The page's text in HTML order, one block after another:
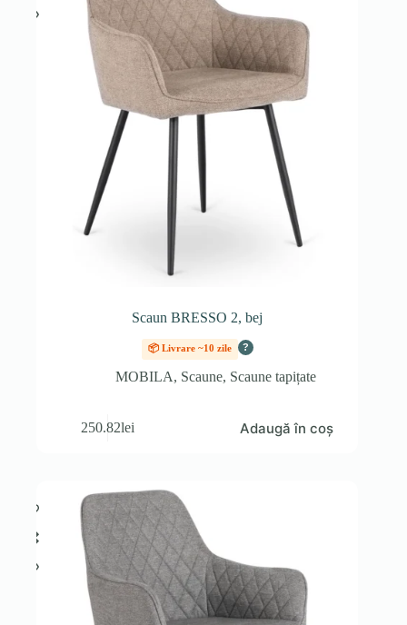
Scaun BRESSO 2, bej
📦 Livrare ~10 zile ?
MOBILA, Scaune, Scaune tapițate
250.82lei Adaugă în coș